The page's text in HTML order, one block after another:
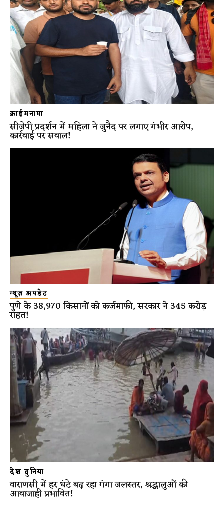
क्राईमनामा
सीजेपी प्रदर्शन में महिला ने जुनैद पर लगाए गंभीर आरोप,
कार्रवाई पर सवाल!
न्यूज़ अपडेट
पुणे के 38,970 किसानों को कर्जमाफी, सरकार ने 345 करोड़
राहत!
देश दुनिया
वाराणसी में हर घंटे बढ़ रहा गंगा जलस्तर, श्रद्धालुओं की
आवाजाही प्रभावित!